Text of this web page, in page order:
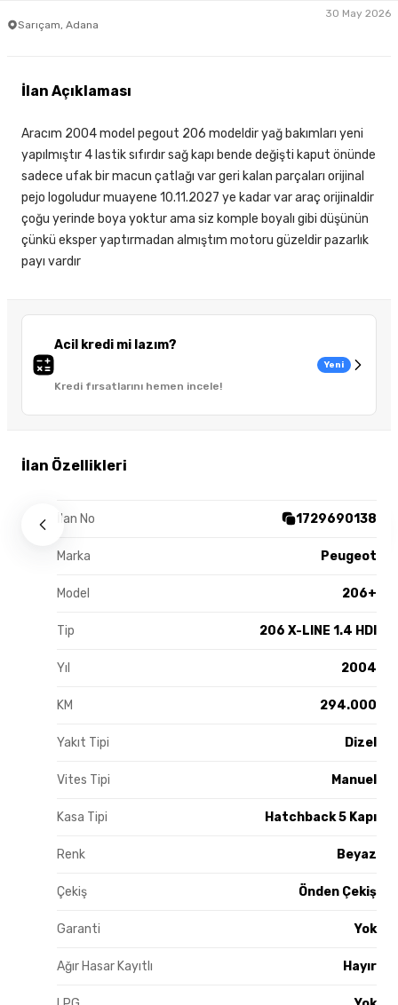
Sarıçam, Adana
30 May 2026
Acil kredi mi lazım?
Kredi fırsatlarını hemen incele!
Yeni
İlan Özellikleri
İlan No 1729690138
Marka Peugeot
Model 206+
Tip 206 X-LINE 1.4 HDI
Yıl 2004
KM 294.000
Yakıt Tipi Dizel
Vites Tipi Manuel
Kasa Tipi Hatchback 5 Kapı
Renk Beyaz
Çekiş Önden Çekiş
Garanti Yok
Ağır Hasar Kayıtlı Hayır
İlan Açıklaması
Aracım 2004 model pegout 206 modeldir yağ bakımları yeni
yapılmıştır 4 lastik sıfırdır sağ kapı bende değişti kaput önünde
sadece ufak bir macun çatlağı var geri kalan parçaları orijinal
pejo logoludur muayene 10.11.2027 ye kadar var araç orijinaldir
çoğu yerinde boya yoktur ama siz komple boyalı gibi düşünün
çünkü eksper yaptırmadan almıştım motoru güzeldir pazarlık
payı vardır